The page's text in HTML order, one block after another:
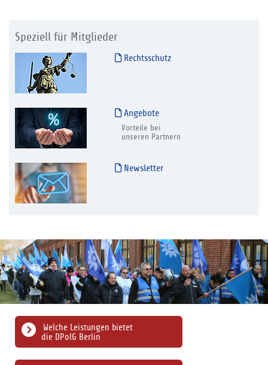
Speziell für Mitglieder
Rechtsschutz
Angebote
Vorteile bei
unseren Partnern
Newsletter
Welche Leistungen bietet
die DPolG Berlin